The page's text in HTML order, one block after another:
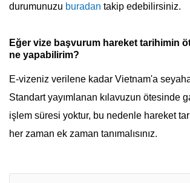
durumunuzu buradan takip edebilirsiniz.
Eğer vize başvurum hareket tarihimin
ne yapabilirim?
E-vizeniz verilene kadar Vietnam'a
Standart yayımlanan kılavuzun ötesinde
işlem süresi yoktur, bu nedenle hareket
her zaman ek zaman tanımalısınız.